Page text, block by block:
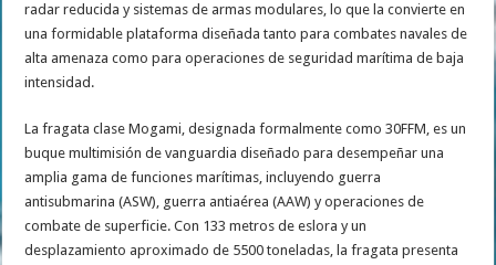
radar reducida y sistemas de armas modulares, lo que la convierte en
una formidable plataforma diseñada tanto para combates navales de
alta amenaza como para operaciones de seguridad marítima de baja
intensidad.
La fragata clase Mogami, designada formalmente como 30FFM, es un
buque multimisión de vanguardia diseñado para desempeñar una
amplia gama de funciones marítimas, incluyendo guerra
antisubmarina (ASW), guerra antiaérea (AAW) y operaciones de
combate de superficie. Con 133 metros de eslora y un
desplazamiento aproximado de 5500 toneladas, la fragata presenta